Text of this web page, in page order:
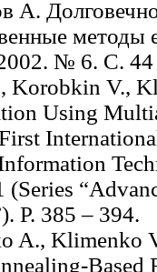
А.
методы
№ 6. С. 44
Korobkin V.,
Using
(Series
P. 385 – 394.
A., Klimenko